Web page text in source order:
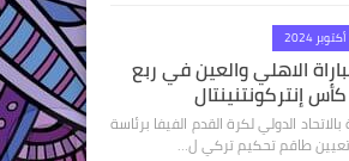
الاهلي والعين في ربع
إنتركونتنينتال
الدولي لكرة القدم الفيفا برئاسة
تعيين طاقم تحكيم تركي ل…